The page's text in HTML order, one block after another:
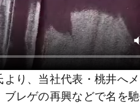
り、当社代表・桃井へ
ブレゲの再興などで名を